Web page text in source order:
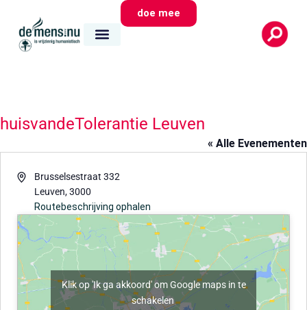
doe mee
huisvandeTolerantie Leuven
« Alle Evenementen
AdresBrusselsestraat 332
Leuven,3000
Routebeschrijving ophalen
Klik op 'Ik ga akkoord' om Google maps in te
schakelen